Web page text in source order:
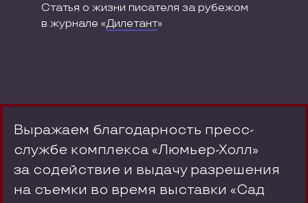
Статья о жизни писателя за рубежом
в журнале «Дилетант»
Выражаем благодарность пресс-
службе комплекса «Люмьер-Холл»
за содействие и выдачу разрешения
на съемки во время выставки «Сад